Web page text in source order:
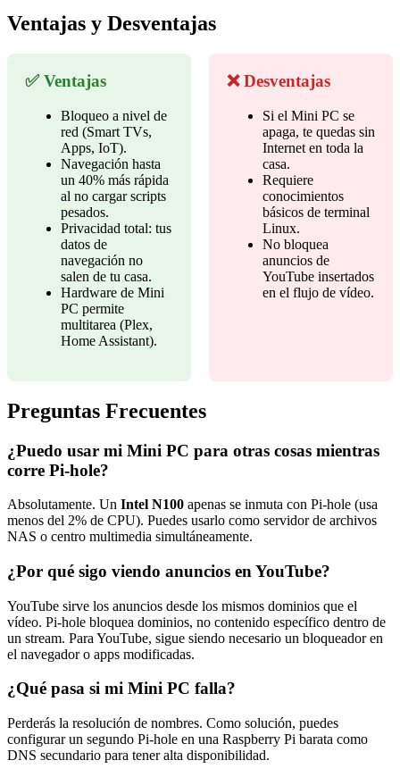
Ventajas y Desventajas
✅ Ventajas
Bloqueo a nivel de
red (Smart TVs,
Apps, IoT).
Navegación hasta
un 40% más rápida
al no cargar scripts
pesados.
Privacidad total: tus
datos de
navegación no
salen de tu casa.
Hardware de Mini
PC permite
multitarea (Plex,
Home Assistant).
❌ Desventajas
Si el Mini PC se
apaga, te quedas sin
Internet en toda la
casa.
Requiere
conocimientos
básicos de terminal
Linux.
No bloquea
anuncios de
YouTube insertados
en el flujo de vídeo.
Preguntas Frecuentes
¿Puedo usar mi Mini PC para otras cosas mientras
corre Pi-hole?
Absolutamente. Un Intel N100 apenas se inmuta con Pi-hole (usa
menos del 2% de CPU). Puedes usarlo como servidor de archivos
NAS o centro multimedia simultáneamente.
¿Por qué sigo viendo anuncios en YouTube?
YouTube sirve los anuncios desde los mismos dominios que el
vídeo. Pi-hole bloquea dominios, no contenido específico dentro de
un stream. Para YouTube, sigue siendo necesario un bloqueador en
el navegador o apps modificadas.
¿Qué pasa si mi Mini PC falla?
Perderás la resolución de nombres. Como solución, puedes
configurar un segundo Pi-hole en una Raspberry Pi barata como
DNS secundario para tener alta disponibilidad.